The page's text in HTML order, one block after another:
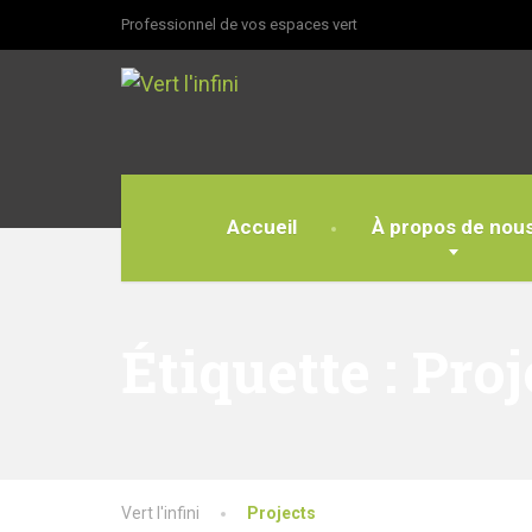
Professionnel de vos espaces vert
Accueil À propos de
Vert l'infini Projects